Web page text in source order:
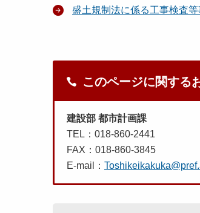
盛土規制法に係る工事検査
このページに関する
建設部 都市計画課
TEL：018-860-2441
FAX：018-860-3845
E-mail：